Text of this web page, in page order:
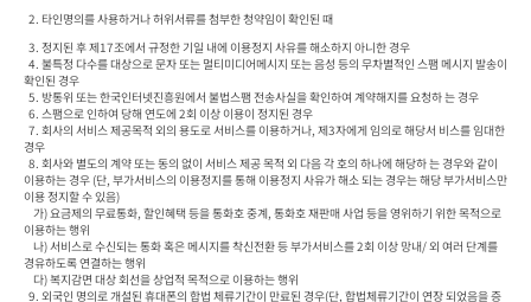
  2. 타인명의를 사용하거나 허위서류를 첨부한 청약임이 확인된 때
확인된 경우
경우
이용하는 경우 (단, 부가서비스의 이용정지를 통해 이용정지 사유가 해소 되는 경우는 해당 부가서비스만
이용 정지할 수 있음)
이용하는 행위
경유하도록 연결하는 행위